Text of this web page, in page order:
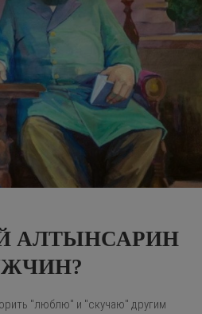
АЛТЫНСАРИН
"люблю" и "скучаю" другим